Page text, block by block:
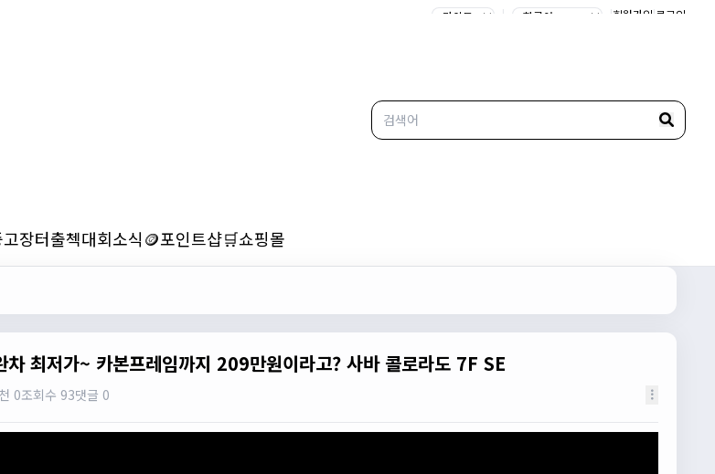
| |회원가입|로그인
장터출첵대회소식🪙포인트샵🛒쇼핑몰
최저가~ 카본프레임까지 209만원이라고? 사바 콜로라도 7F SE
0조회수 93댓글 0